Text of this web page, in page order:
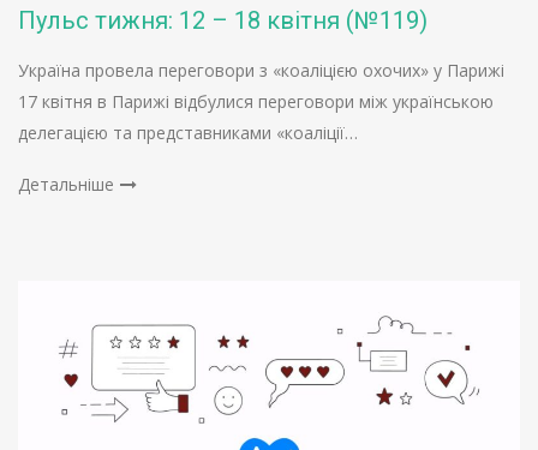
Пульс тижня: 12 – 18 квітня (№119)
Україна провела переговори з «коаліцією охочих» у Парижі
17 квітня в Парижі відбулися переговори між українською
делегацією та представниками «коаліції…
Детальніше